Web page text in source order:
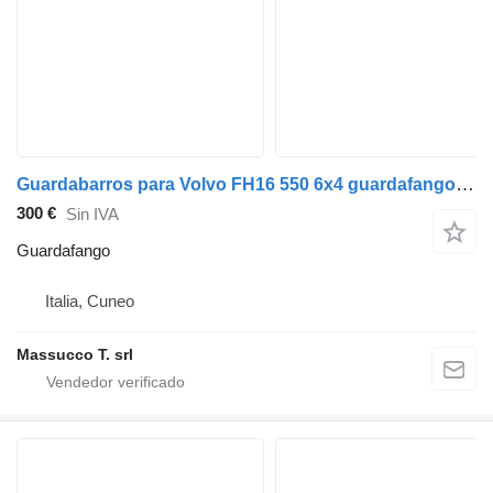
Guardabarros para Volvo FH16 550 6x4 guardafango para Volvo FH16 camión
300 € Sin IVA
Guardafango
Italia, Cuneo
Massucco T. srl